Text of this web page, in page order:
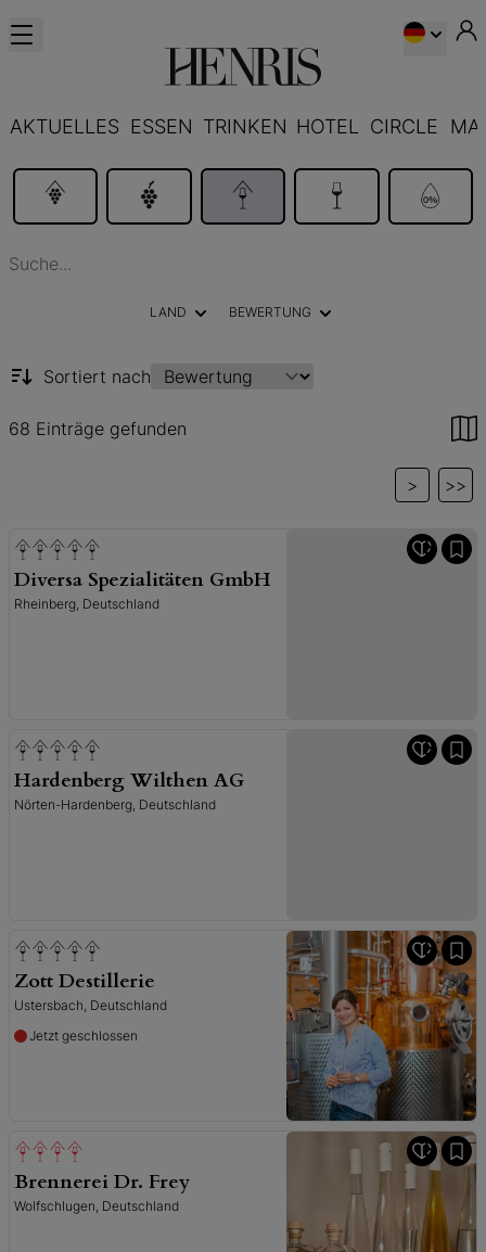
AKTUELLES ESSEN TRINKEN HOTEL CIRCLE
LAND BEWERTUNG
Sortiert nach
68 Einträge gefunden
> >>
Diversa Spezialitäten GmbH
Rheinberg, Deutschland
Hardenberg Wilthen AG
Nörten-Hardenberg, Deutschland
Zott Destillerie
Ustersbach, Deutschland
Jetzt geschlossen
Brennerei Dr. Frey
Wolfschlugen, Deutschland